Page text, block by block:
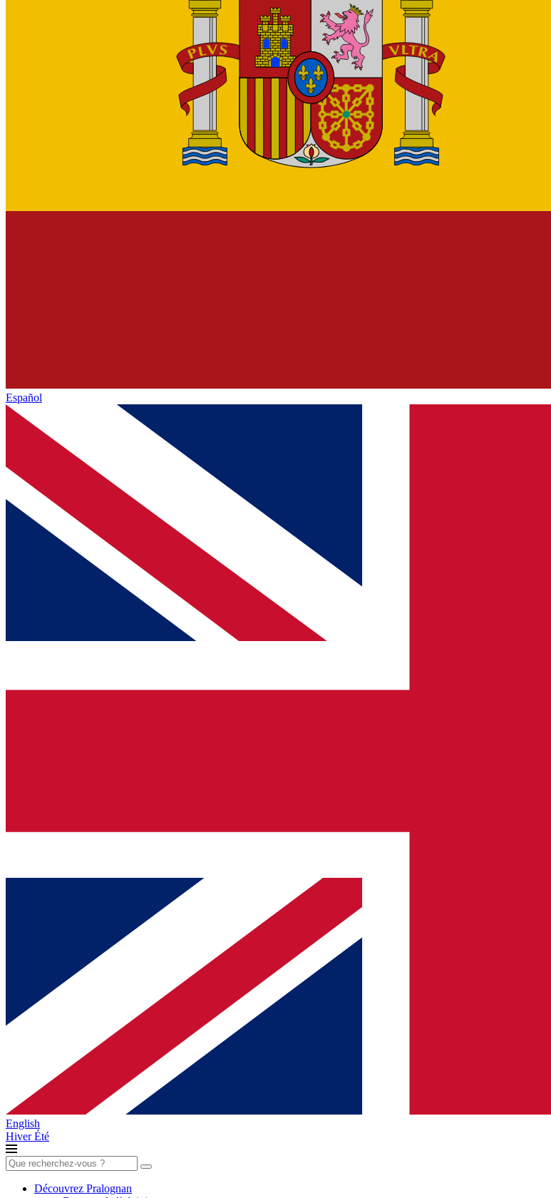
Español
English
HiverÉté
Rechercher :
Découvrez Pralognan